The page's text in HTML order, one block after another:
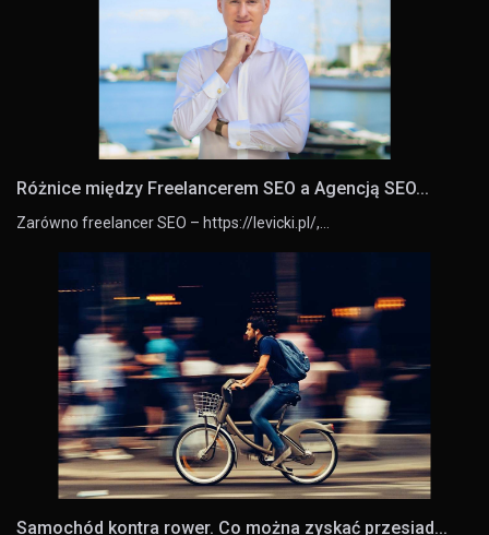
Różnice między Freelancerem SEO a Agencją SEO...
Zarówno freelancer SEO – https://levicki.pl/,…
Samochód kontra rower. Co można zyskać przesiad...